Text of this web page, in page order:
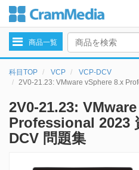
navigation
商品一覧
科目TOP VCP
VCP-DCV
2V0-21.23: VMware vSphere 8.x
2V0-21.23:
Professional 2023
DCV 問題集